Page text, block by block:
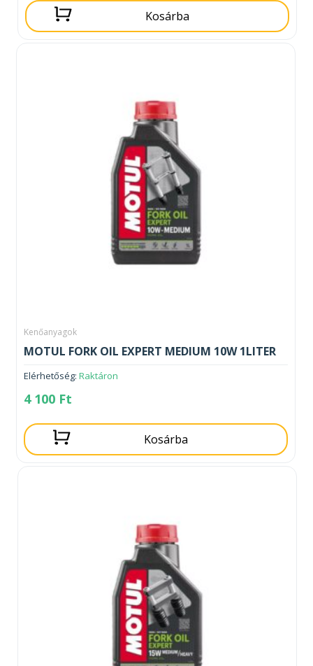
Kosárba
Kenőanyagok
MOTUL FORK OIL EXPERT MEDIUM 10W 1LITER
Elérhetőség: Raktáron
4 100 Ft
Kosárba